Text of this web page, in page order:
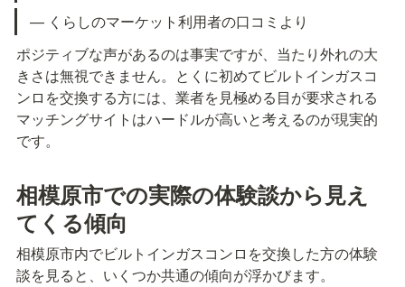
— くらしのマーケット利用者の口コミより
ポジティブな声があるのは事実ですが、当たり外れの大
きさは無視できません。とくに初めてビルトインガスコ
ンロを交換する方には、業者を見極める目が要求される
マッチングサイトはハードルが高いと考えるのが現実的
です。
相模原市での実際の体験談から見え
てくる傾向
相模原市内でビルトインガスコンロを交換した方の体験
談を見ると、いくつか共通の傾向が浮かびます。